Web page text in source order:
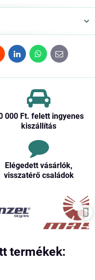
LinkedInWhatsApp
E-
mail
000 Ft​. felett ingyenes
kiszállítás
Elégedett vásárlók,
visszatérő családok
termékek: